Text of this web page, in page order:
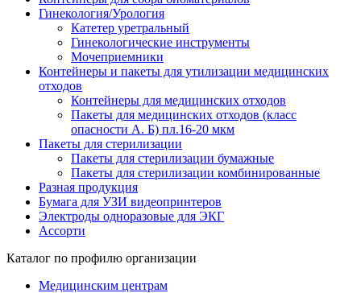
Гинекология/Урология
Катетер уретральный
Гинекологические инструменты
Мочеприемники
Контейнеры и пакеты для утилизации медицинских
отходов
Контейнеры для медицинских отходов
Пакеты для медицинских отходов (класс
опасности А. Б) пл.16-20 мкм
Пакеты для стерилизации
Пакеты для стерилизации бумажные
Пакеты для стерилизации комбинированные
Разная продукция
Бумага для УЗИ видеопринтеров
Электроды одноразовые для ЭКГ
Ассорти
Каталог по профилю организации
Медицинским центрам